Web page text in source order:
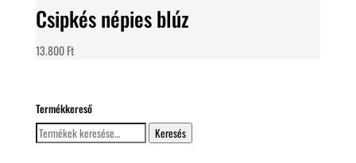
Csipkés népies blúz
13.800Ft
Termékkereső
Keresés
a
Keresés